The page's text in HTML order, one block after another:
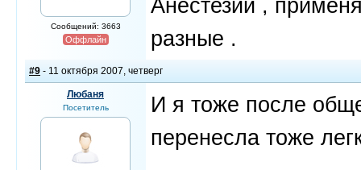
Сообщений: 3663
Оффлайн
Анестезии ,
разные .
#9 - 11 октября 2007, четверг
Любаня
Посетитель
И я тоже после
перенесла тоже